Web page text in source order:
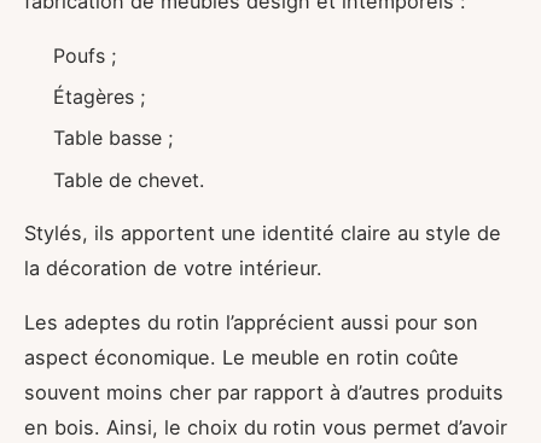
Poufs ;
Étagères ;
Table basse ;
Table de chevet.
Stylés, ils apportent une identité claire au style de
la décoration de votre intérieur.
Les adeptes du rotin l’apprécient aussi pour son
aspect économique. Le meuble en rotin coûte
souvent moins cher par rapport à d’autres produits
en bois. Ainsi, le choix du rotin vous permet d’avoir